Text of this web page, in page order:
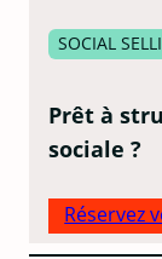
SOCIAL
Prêt à
sociale ?
Réservez